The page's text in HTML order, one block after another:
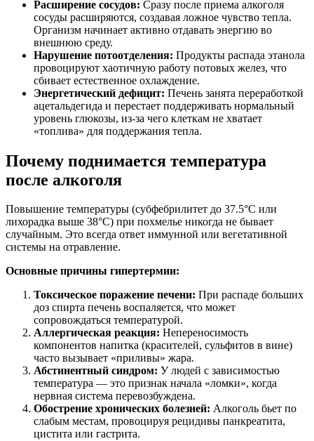
Расширение сосудов: Сразу после приема алкоголя
сосуды расширяются, создавая ложное чувство тепла.
Организм начинает активно отдавать энергию во
внешнюю среду.
Нарушение потоотделения: Продукты распада этанола
провоцируют хаотичную работу потовых желез, что
сбивает естественное охлаждение.
Энергетический дефицит: Печень занята переработкой
ацетальдегида и перестает поддерживать нормальный
уровень глюкозы, из-за чего клеткам не хватает
«топлива» для поддержания тепла.
Почему поднимается температура
после алкоголя
Повышение температуры (субфебрилитет до 37.5°C или
лихорадка выше 38°C) при похмелье никогда не бывает
случайным. Это всегда ответ иммунной или вегетативной
системы на отравление.
Основные причины гипертермии:
Токсическое поражение печени: При распаде больших
доз спирта печень воспаляется, что может
сопровождаться температурой.
Аллергическая реакция: Непереносимость
компонентов напитка (красителей, сульфитов в вине)
часто вызывает «приливы» жара.
Абстинентный синдром: У людей с зависимостью
температура — это признак начала «ломки», когда
нервная система перевозбуждена.
Обострение хронических болезней: Алкоголь бьет по
слабым местам, провоцируя рецидивы панкреатита,
цистита или гастрита.